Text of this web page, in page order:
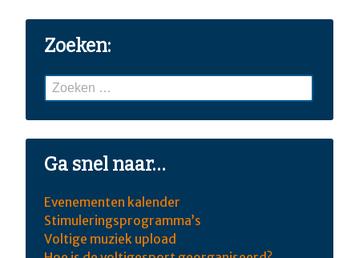
Zoeken:
Zoeken
naar:
Ga snel naar…
Evenementen kalender
Stimuleringsprogramma’s
Voltige muziek upload